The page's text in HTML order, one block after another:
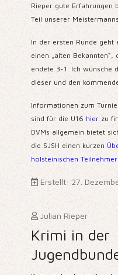
Rieper gute Erfahrungen
Teil unserer
In der ersten Runde geht
einen „alten
endete 3-1. Ich wünsche
dieser und den
Informationen zum
sind für die U16 hierzu
DVMs allgemein bietet
die SJSH einen kurzen
holsteinischen Teilnehmer
Erstellt: 27.
Julian Rieper
Krimi in der